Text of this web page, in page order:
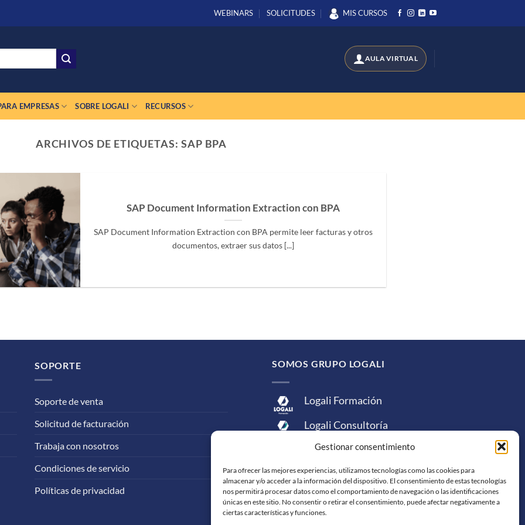
Gestionar consentimiento
Para ofrecer las mejores experiencias, utilizamos tecnologías como las cookies para
almacenar y/o acceder a la información del dispositivo. El consentimiento de estas tecnologías
nos permitirá procesar datos como el comportamiento de navegación o las identificaciones
únicas en este sitio. No consentir o retirar el consentimiento, puede afectar negativamente a
ciertas características y funciones.
WEBINARS SOLICITUDES MIS CURSOS
EMPRESAS SOBRE LOGALI RECURSOS
ARCHIVOS DE ETIQUETAS: SAP BPA
SAP Document Information Extraction con BPA
SAP Document Information Extraction con BPA permite leer facturas y otros
documentos, extraer sus datos [...]
SOPORTE
Soporte de venta
Solicitud de facturación
Trabaja con nosotros
Condiciones de servicio
Políticas de privacidad
SOMOS GRUPO LOGALI
Logali Formación
Logali Consultoría
Logali Ingeniería